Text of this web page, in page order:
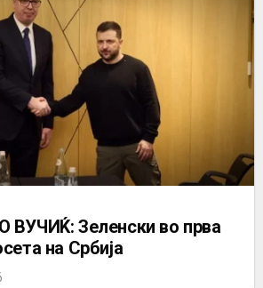
Зеленски во прва
на Србија